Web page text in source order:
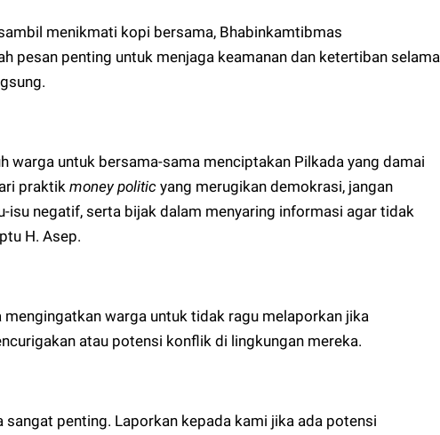
menikmati kopi bersama, Bhabinkamtibmas
pesan penting untuk menjaga keamanan dan ketertiban selama
warga untuk bersama-sama menciptakan Pilkada yang damai
praktik money politic yang merugikan demokrasi, jangan
isu negatif, serta bijak dalam menyaring informasi agar tidak
H. Asep.
warga untuk tidak ragu melaporkan jika
atau potensi konflik di lingkungan mereka.
penting. Laporkan kepada kami jika ada potensi